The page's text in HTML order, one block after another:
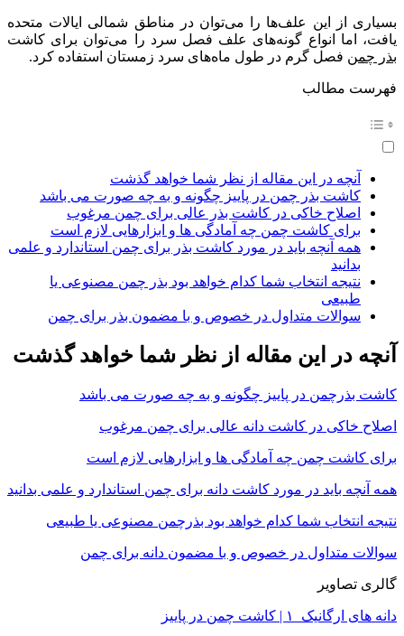
بسیاری از این علف‌ها را می‌توان در مناطق شمالی ایالات متحده
یافت، اما انواع گونه‌های علف فصل سرد را می‌توان برای کاشت
بذر چمن فصل گرم در طول ماه‌های سرد زمستان استفاده کرد.
فهرست مطالب
آنچه در این مقاله از نظر شما خواهد گذشت
کاشت بذر چمن در پاییز چگونه و به چه صورت می باشد
اصلاح خاکی در کاشت بذر عالی برای چمن مرغوب
برای کاشت چمن چه آمادگی ها و ابزارهایی لازم است
همه آنچه باید در مورد کاشت بذر برای چمن استاندارد و علمی
بدانید
نتیجه انتخاب شما کدام خواهد بود بذر چمن مصنوعی یا
طبیعی
سوالات متداول در خصوص و با مضمون بذر برای چمن
آنچه در این مقاله از نظر شما خواهد گذشت
کاشت بذرچمن در پاییز چگونه و به چه صورت می باشد
اصلاح خاکی در کاشت دانه عالی برای چمن مرغوب
برای کاشت چمن چه آمادگی ها و ابزارهایی لازم است
همه آنچه باید در مورد کاشت دانه برای چمن استاندارد و علمی بدانید
نتیجه انتخاب شما کدام خواهد بود بذرچمن مصنوعی یا طبیعی
سوالات متداول در خصوص و با مضمون دانه برای چمن
گالری تصاویر
دانه های ارگانیک ۱ | کاشت چمن در پاییز